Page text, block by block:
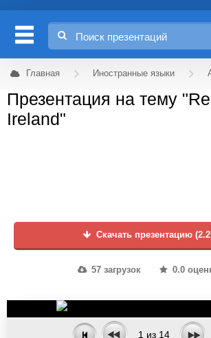
Главная Иностранные языки
Презентация на тему
Ireland"
Скачать презентацию
57 загрузок 0.0
1 из 14